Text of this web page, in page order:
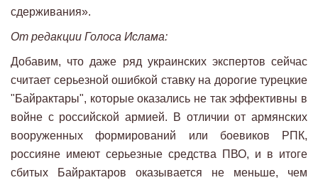
сдерживания».
От редакции Голоса Ислама:
Добавим, что даже ряд украинских экспертов сейчас
считает серьезной ошибкой ставку на дорогие турецкие
"Байрактары", которые оказались не так эффективны в
войне с российской армией. В отличии от армянских
вооруженных формирований или боевиков РПК,
россияне имеют серьезные средства ПВО, и в итоге
сбитых Байрактаров оказывается не меньше, чем